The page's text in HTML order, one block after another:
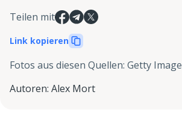
Teilen mit
Link kopieren
Fotos aus diesen Quellen: Getty
Autoren: Alex Mort